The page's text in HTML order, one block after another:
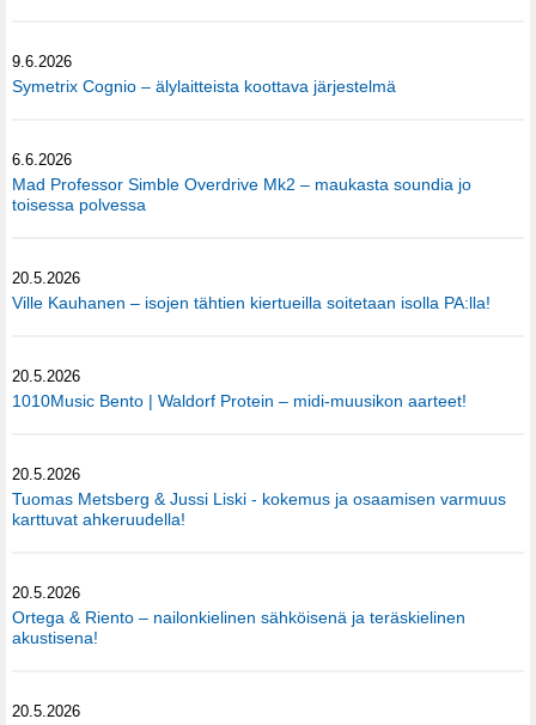
9.6.2026
Symetrix Cognio – älylaitteista koottava järjestelmä
6.6.2026
Mad Professor Simble Overdrive Mk2 – maukasta soundia jo
toisessa polvessa
20.5.2026
Ville Kauhanen – isojen tähtien kiertueilla soitetaan isolla PA:lla!
20.5.2026
1010Music Bento | Waldorf Protein – midi-muusikon aarteet!
20.5.2026
Tuomas Metsberg & Jussi Liski - kokemus ja osaamisen varmuus
karttuvat ahkeruudella!
20.5.2026
Ortega & Riento – nailonkielinen sähköisenä ja teräskielinen
akustisena!
20.5.2026